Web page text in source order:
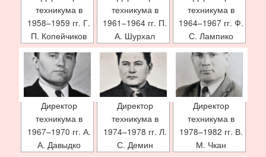
техникума в
1958–1959 гг. Г.
П. Копейчиков
техникума в
1961–1964 гг. П.
А. Шурхал
техникума в
1964–1967 гг. Ф.
С. Лампико
Директор
техникума в
1967–1970 гг. А.
А. Давыдко
Директор
техникума в
1974–1978 гг. Л.
С. Демин
Директор
техникума в
1978–1982 гг. В.
М. Чкан